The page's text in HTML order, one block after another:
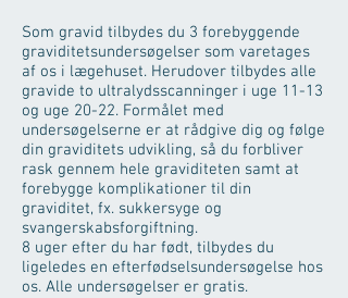
Som gravid tilbydes du 3 forebyggende
graviditetsundersøgelser som varetages
af os i lægehuset. Herudover tilbydes alle
gravide to ultralydsscanninger i uge 11-13
og uge 20-22. Formålet med
undersøgelserne er at rådgive dig og følge
din graviditets udvikling, så du forbliver
rask gennem hele graviditeten samt at
forebygge komplikationer til din
graviditet, fx. sukkersyge og
svangerskabsforgiftning.
8 uger efter du har født, tilbydes du
ligeledes en efterfødselsundersøgelse hos
os. Alle undersøgelser er gratis.